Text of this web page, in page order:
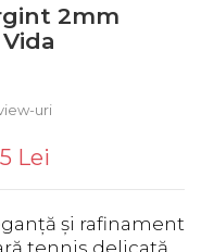
2mm
uri
Lei
și rafinament
tennis delicată.